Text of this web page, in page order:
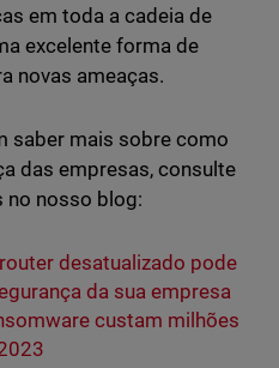
em toda a cadeia de
excelente forma de
novas ameaças.
saber mais sobre como
das empresas, consulte
no nosso blog:
desatualizado pode
da sua empresa
custam milhões